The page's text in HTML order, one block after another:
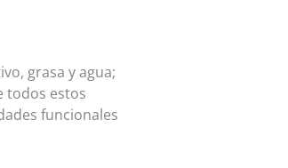
grasa y agua;
todos estos
funcionales